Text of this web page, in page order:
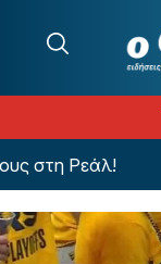
στη Ρεάλ!